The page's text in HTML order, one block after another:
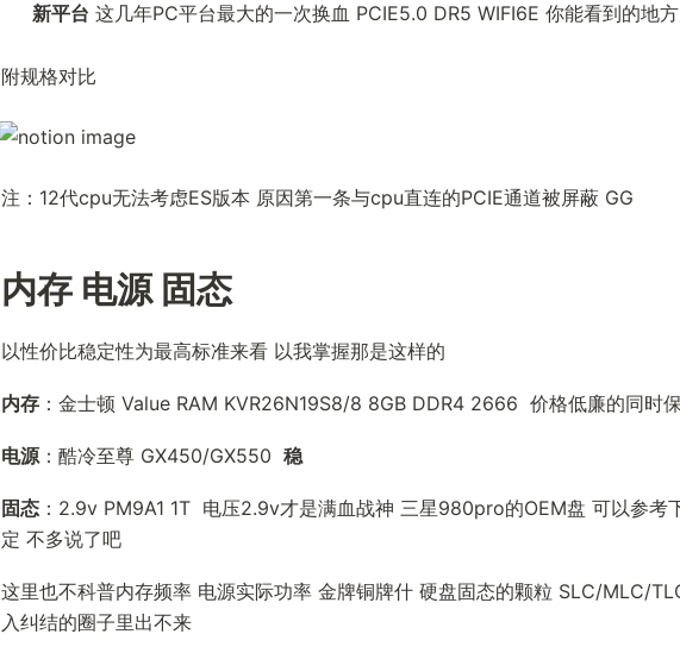
新平台 这几年PC平台最大的一次换血 PCIE5.0 DR5 WIFI6E 你能看到的地
附规格对比
注：12代cpu无法考虑ES版本 原因第一条与cpu直连的PCIE通道被屏蔽 GG
内存 电源 固态
以性价比稳定性为最高标准来看 以我掌握那是这样的
内存 ：金士顿 Value RAM KVR26N19S8/8 8GB DDR4 2666  价格低廉的同时
电源：酷冷至尊 GX450/GX550 稳
固态 ：2.9v PM9A1 1T  电压2.9v才是满血战神 三星980pro的OEM盘 可以参考
定 不多说了吧
这里也不科普内存频率 电源实际功率 金牌铜牌什 硬盘固态的颗粒 SLC/MLC/
入纠结的圈子里出不来